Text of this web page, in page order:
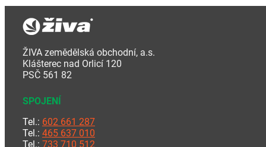
ŽIVA zemědělská obchodní, a.s.
Klášterec nad Orlicí 120
PSČ 561 82
SPOJENÍ
Tel.: 602 661 287
Tel.: 465 637 010
Tel.: 733 710 512